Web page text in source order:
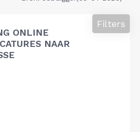
ONLINE
NAAR
Filters